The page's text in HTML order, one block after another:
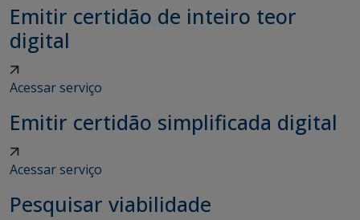
Emitir certidão de inteiro teor
digital
Acessar serviço
Emitir certidão simplificada digital
Acessar serviço
Pesquisar viabilidade